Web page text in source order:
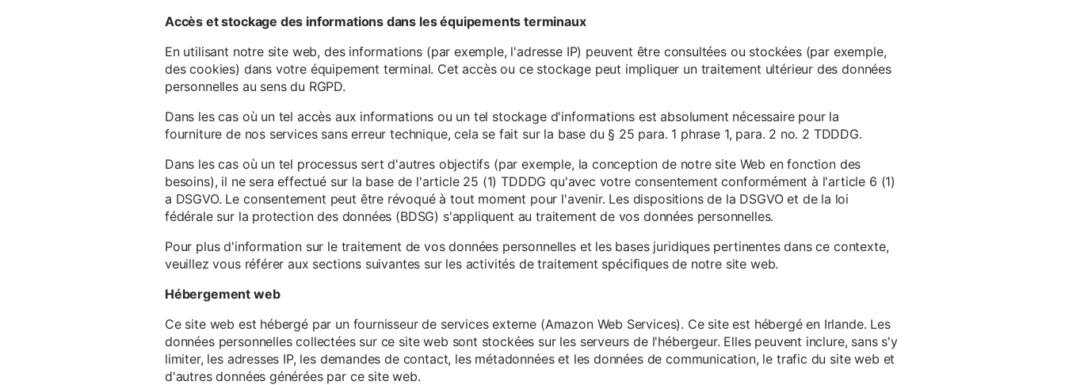
Accès et stockage des informations dans les équipements terminaux
En utilisant notre site web, des informations (par exemple, l'adresse IP) peuvent être consultées ou stockées (par exemple,
des cookies) dans votre équipement terminal. Cet accès ou ce stockage peut impliquer un traitement ultérieur des données
personnelles au sens du RGPD.
Dans les cas où un tel accès aux informations ou un tel stockage d'informations est absolument nécessaire pour la
fourniture de nos services sans erreur technique, cela se fait sur la base du § 25 para. 1 phrase 1, para. 2 no. 2 TDDDG.
Dans les cas où un tel processus sert d'autres objectifs (par exemple, la conception de notre site Web en fonction des
besoins), il ne sera effectué sur la base de l'article 25 (1) TDDDG qu'avec votre consentement conformément à l'article 6 (1)
a DSGVO. Le consentement peut être révoqué à tout moment pour l'avenir. Les dispositions de la DSGVO et de la loi
fédérale sur la protection des données (BDSG) s'appliquent au traitement de vos données personnelles.
Pour plus d'information sur le traitement de vos données personnelles et les bases juridiques pertinentes dans ce contexte,
veuillez vous référer aux sections suivantes sur les activités de traitement spécifiques de notre site web.
Hébergement web
Ce site web est hébergé par un fournisseur de services externe (Amazon Web Services). Ce site est hébergé en Irlande. Les
données personnelles collectées sur ce site web sont stockées sur les serveurs de l'hébergeur. Elles peuvent inclure, sans s'y
limiter, les adresses IP, les demandes de contact, les métadonnées et les données de communication, le trafic du site web et
d'autres données générées par ce site web.